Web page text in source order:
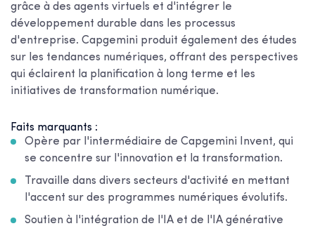
grâce à des agents virtuels et d'intégrer le
développement durable dans les processus
d'entreprise. Capgemini produit également des études
sur les tendances numériques, offrant des perspectives
qui éclairent la planification à long terme et les
initiatives de transformation numérique.
Faits marquants :
Opère par l'intermédiaire de Capgemini Invent, qui
se concentre sur l'innovation et la transformation.
Travaille dans divers secteurs d'activité en mettant
l'accent sur des programmes numériques évolutifs.
Soutien à l'intégration de l'IA et de l'IA générative